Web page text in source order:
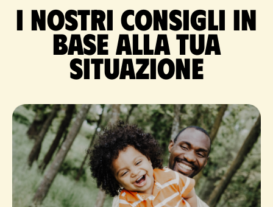
I nostri consigli in
base alla tua
situazione